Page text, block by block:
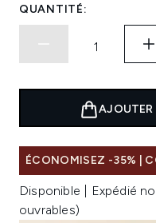
QUANTITÉ:
AJOUTER
ÉCONOMISEZ -35% |
Disponible | Expédié
ouvrables)